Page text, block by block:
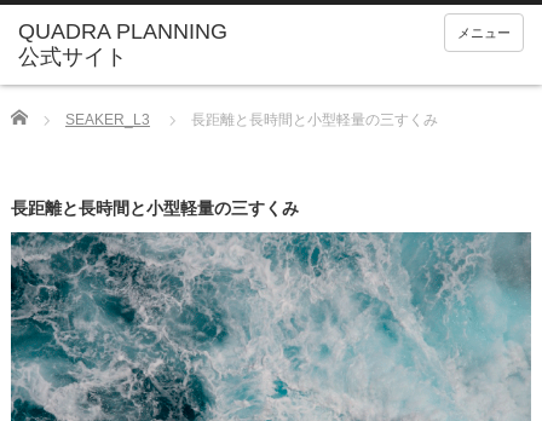
メニュー
Home SEAKER_L3 長距離と長時間と小型軽量の三すくみ
長距離と長時間と小型軽量の三すくみ